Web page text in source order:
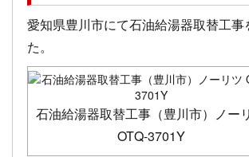
愛知県豊川市にて石油給湯器取替工事
た。
石油給湯器取替工事（豊川市）ノー
OTQ-3701Y